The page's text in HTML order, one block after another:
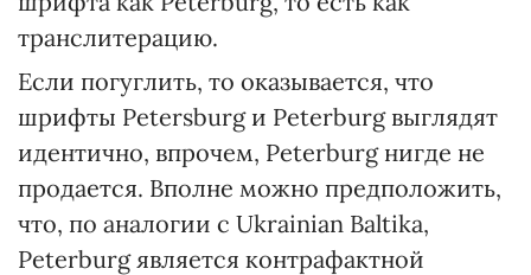
транслитерацию.
Если погуглить, то оказывается, что
шрифты Petersburg и Peterburg выглядят
идентично, впрочем, Peterburg нигде не
продается. Вполне можно предположить,
что, по аналогии с Ukrainian Baltika,
Peterburg является контрафактной